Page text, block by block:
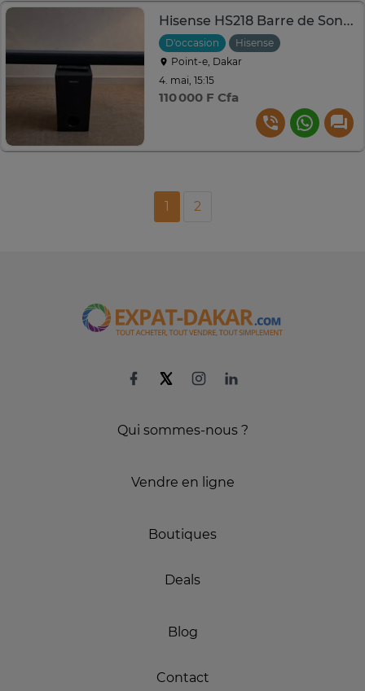
Hisense HS218 Barre de Son 2.1 avec Subwoofer Sans Fil
D'occasion
Hisense
Point-e, Dakar
4. mai, 15:15
110 000 F Cfa
1 2
Qui sommes-nous ?
Vendre en ligne
Boutiques
Deals
Blog
Contact